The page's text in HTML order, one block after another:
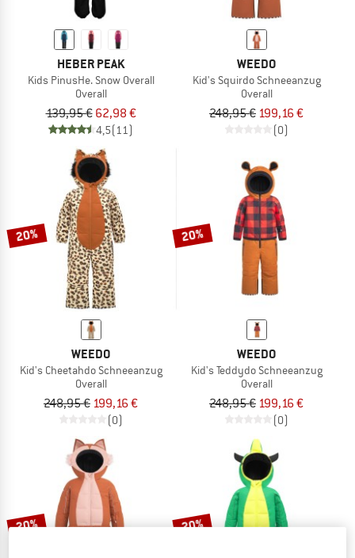
HEBER PEAK
Kids PinusHe. Snow Overall
Overall
139,95 € 62,98 €
4,5(11)
WEEDO
Kid's Squirdo Schneeanzug
Overall
248,95 € 199,16 €
(0)
20%
WEEDO
Kid's Cheetahdo Schneeanzug
Overall
248,95 € 199,16 €
(0)
20%
WEEDO
Kid's Teddydo Schneeanzug
Overall
248,95 € 199,16 €
(0)
20% 20%